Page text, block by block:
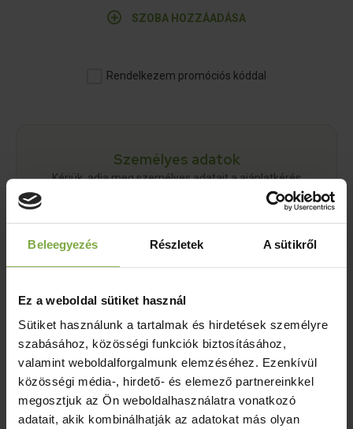
Beleegyezés Részletek A sütikről
Ez a weboldal sütiket használ
Sütiket használunk a tartalmak és hirdetések személyre
szabásához, közösségi funkciók biztosításához,
valamint weboldalforgalmunk elemzéséhez. Ezenkívül
közösségi média-, hirdető- és elemező partnereinkkel
megosztjuk az Ön weboldalhasználatra vonatkozó
adatait, akik kombinálhatják az adatokat más olyan
SZOBA HOZZÁADÁSA
Rendelkezem promóciós kóddal
Személyes adatok
Kérjük, adja meg személyes adatait a ajánlatkérés
KERESZTNÉV*
E-MAIL CÍM* valami@valami.hu